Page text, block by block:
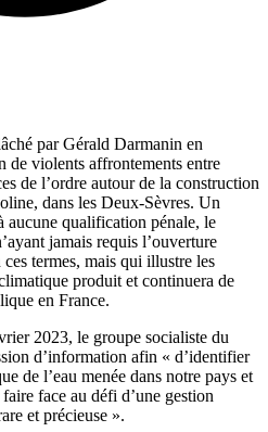
par Gérald Darmanin en
de violents affrontements entre
de l’ordre autour de la construction
dans les Deux-Sèvres. Un
aucune qualification pénale, le
jamais requis l’ouverture
termes, mais qui illustre les
produit et continuera de
en France.
2023, le groupe socialiste du
d’information afin « d’identifier
de l’eau menée dans notre pays et
face au défi d’une gestion
et précieuse ».